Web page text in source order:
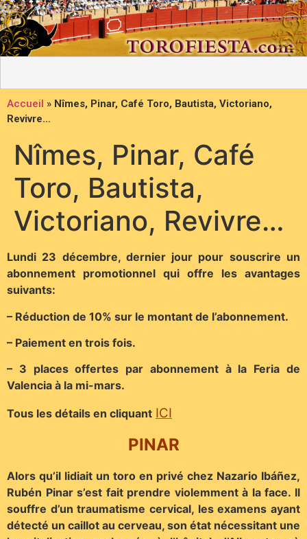
Accueil » Nîmes, Pinar, Café Toro, Bautista, Victoriano,
Revivre…
Nîmes, Pinar, Café
Toro, Bautista,
Victoriano, Revivre…
Lundi 23 décembre, dernier jour pour souscrire un
abonnement promotionnel qui offre les avantages
suivants:
– Réduction de 10% sur le montant de l’abonnement.
– Paiement en trois fois.
– 3 places offertes par abonnement à la Feria de
Valencia à la mi-mars.
Tous les détails en cliquant ICI
PINAR
Alors qu’il lidiait un toro en privé chez Nazario Ibáñez,
Rubén Pinar s’est fait prendre violemment à la face. Il
souffre d’un traumatisme cervical, les examens ayant
détecté un caillot au cerveau, son état nécessitant une